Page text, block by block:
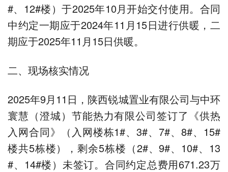
#、12#楼）于2025年10月开始交付使用。合同
中约定一期应于2024年11月15日进行供暖，二
期应于2025年11月15日供暖。
二、现场核实情况
2025年9月11日，陕西锐城置业有限公司与中环
寰慧（澄城）节能热力有限公司签订了《供热
入网合同》（入网楼栋1#、3#、7#、8#、15#
楼共5栋楼），剩余5栋楼（2#、9#、10#、13
#、14#楼）未签订。合同约定总费用671.23万